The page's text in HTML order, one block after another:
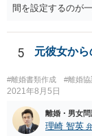
間を設定するのが
5 元彼女か
#離婚書類作成 #離婚協
2021年8月5日
離婚・男女
理崎 智英